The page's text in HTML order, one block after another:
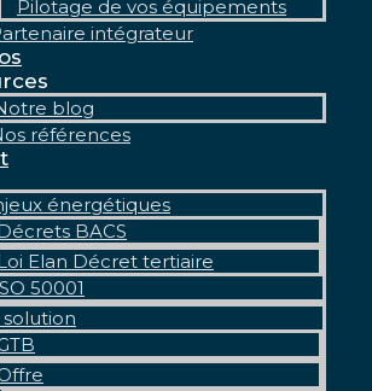
Pilotage de vos équipements
intégrateur
blog
références
énergétiques
BACS
Elan Décret tertiaire
50001